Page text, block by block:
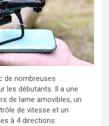
de nombreuses
les débutants. Il a une
de lame amovibles, un
de vitesse et un
à 4 directions.